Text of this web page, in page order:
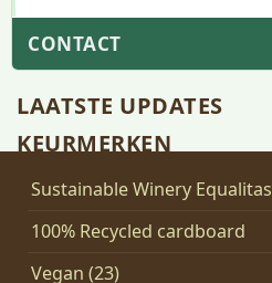
CONTACT
LAATSTE UPDATES
KEURMERKEN
Sustainable Winery Equalitas
100% Recycled cardboard
Vegan (23)